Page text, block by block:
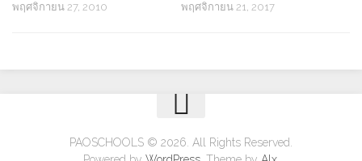
พฤศจิกายน 27, 2010 พฤศจิกายน 21, 2017
PAOSCHOOLS © 2026. All Rights Reserved.